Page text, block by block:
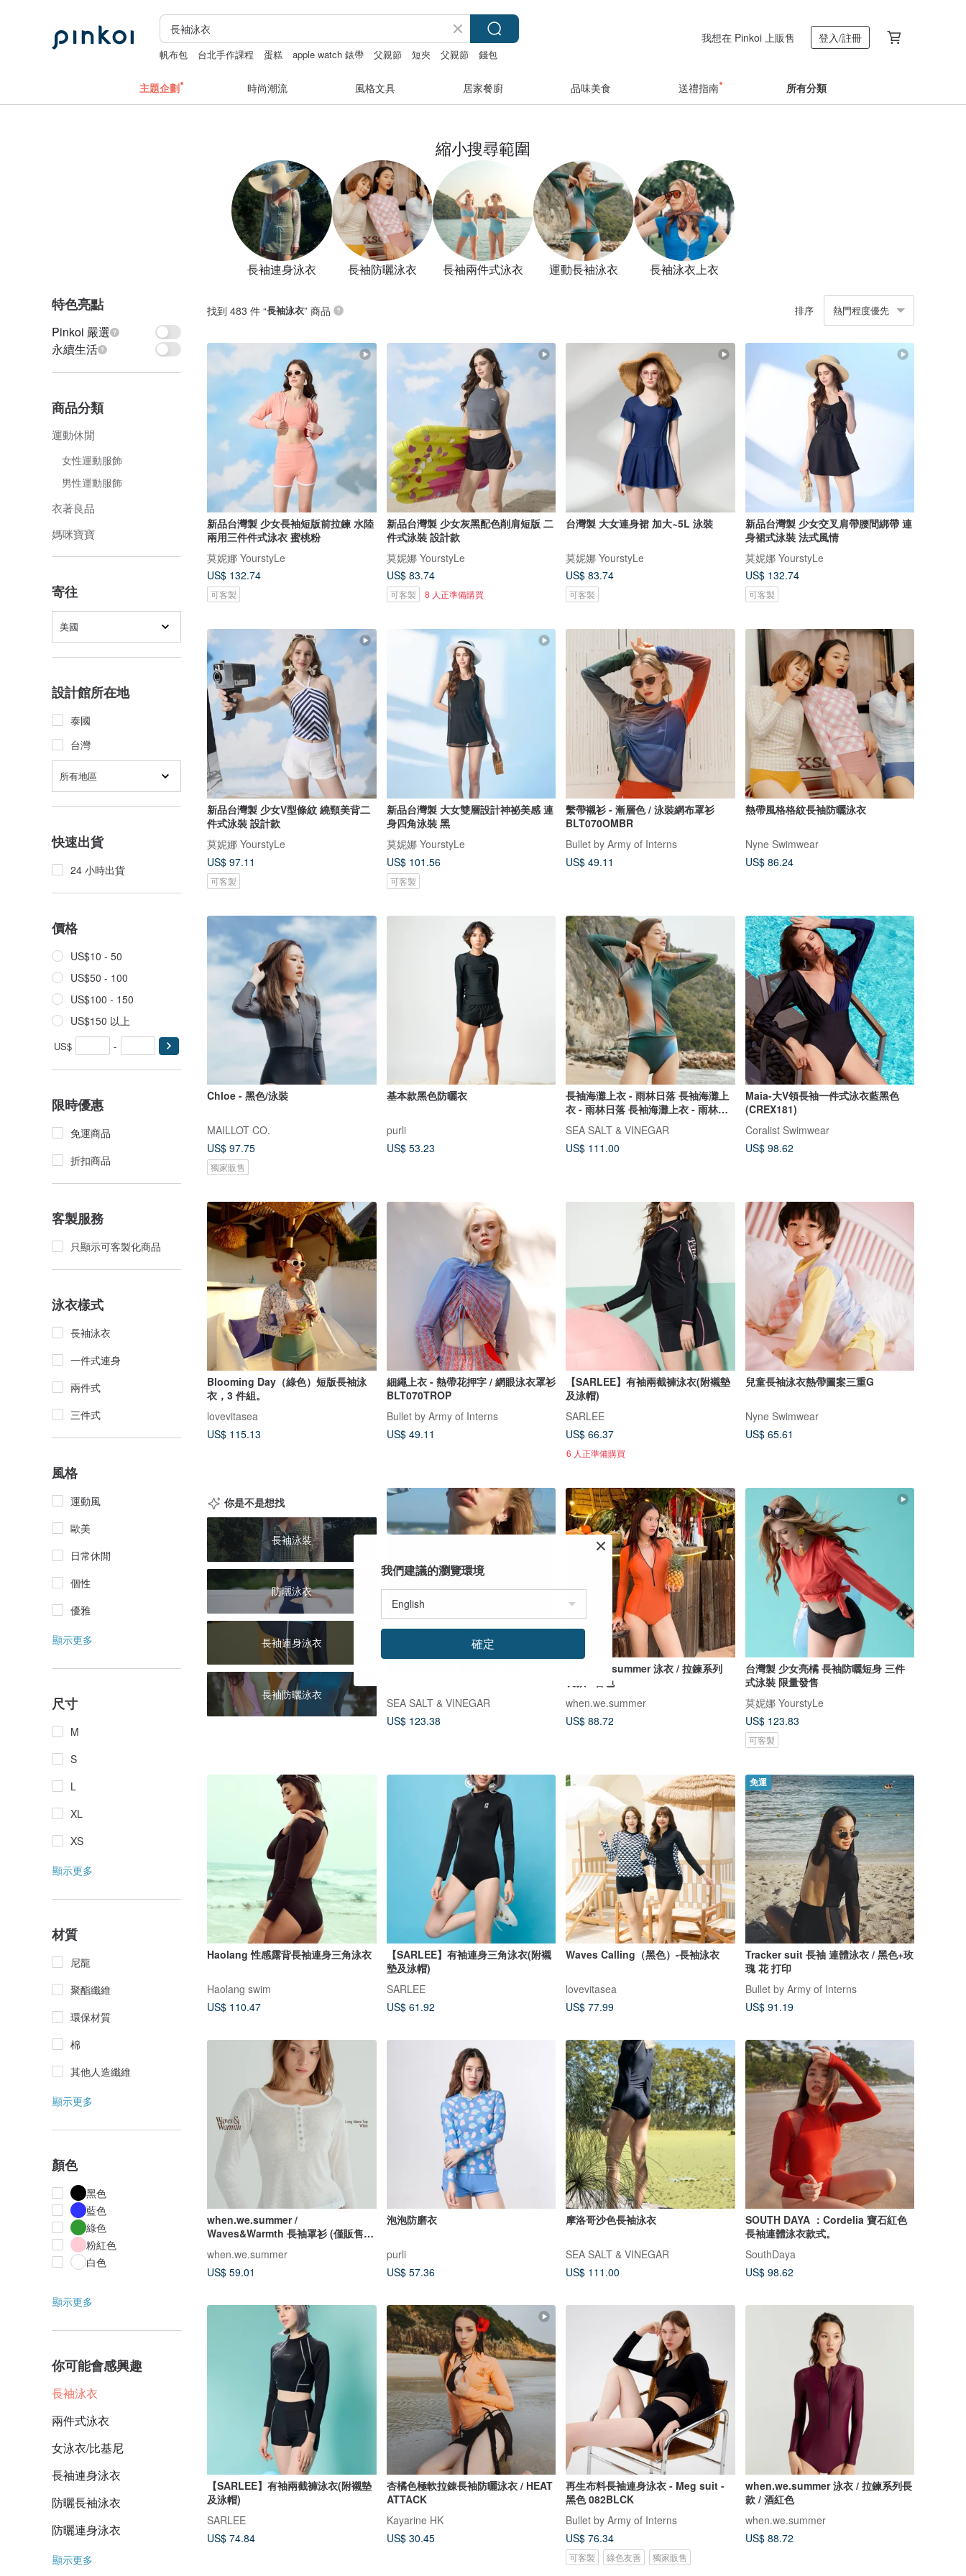
帆布包 台北手作課程 蛋糕 apple watch 錶帶 父親節 短夾 父親節 錢包
我想在 Pinkoi 上販售 登入/註冊
主題企劃 時尚潮流 風格文具 居家餐廚 品味美食 送禮指南 所有分類
縮小搜尋範圍
長袖連身泳衣 長袖防曬泳衣 長袖兩件式泳衣 運動長袖泳衣 長袖泳衣上衣
特色亮點
Pinkoi 嚴選
永續生活
商品分類
運動休閒
女性運動服飾
男性運動服飾
衣著良品
媽咪寶寶
寄往
美國
設計館所在地
泰國
台灣
所有地區
快速出貨
24 小時出貨
價格
US$10 - 50
US$50 - 100
US$100 - 150
US$150 以上
US$ -
限時優惠
免運商品
折扣商品
客製服務
只顯示可客製化商品
泳衣樣式
長袖泳衣
一件式連身
兩件式
三件式
風格
運動風
歐美
日常休閒
個性
優雅
顯示更多
尺寸
M
S
L
XL
XS
顯示更多
材質
尼龍
聚酯纖維
環保材質
棉
其他人造纖維
顯示更多
顏色
黑色
藍色
綠色
粉紅色
白色
顯示更多
你可能會感興趣
長袖泳衣
兩件式泳衣
女泳衣/比基尼
長袖連身泳衣
防曬長袖泳衣
防曬連身泳衣
顯示更多
找到 483 件 “長袖泳衣” 商品 排序 熱門程度優先
新品台灣製 少女長袖短版前拉鍊 水陸
兩用三件件式泳衣 蜜桃粉
莫妮娜 YourstyLe
US$ 132.74
可客製
新品台灣製 少女灰黑配色削肩短版 二
件式泳裝 設計款
莫妮娜 YourstyLe
US$ 83.74
可客製 8 人正準備購買
台灣製 大女連身裙 加大~5L 泳裝
莫妮娜 YourstyLe
US$ 83.74
可客製
新品台灣製 少女交叉肩帶腰間綁帶 連
身裙式泳裝 法式風情
莫妮娜 YourstyLe
US$ 132.74
可客製
新品台灣製 少女V型條紋 繞頸美背二
件式泳裝 設計款
莫妮娜 YourstyLe
US$ 97.11
可客製
新品台灣製 大女雙層設計神祕美感 連
身四角泳裝 黑
莫妮娜 YourstyLe
US$ 101.56
可客製
繫帶襯衫 - 漸層色 / 泳裝網布罩衫
BLT070OMBR
Bullet by Army of Interns
US$ 49.11
熱帶風格格紋長袖防曬泳衣
Nyne Swimwear
US$ 86.24
Chloe - 黑色/泳裝
MAILLOT CO.
US$ 97.75
獨家販售
基本款黑色防曬衣
purli
US$ 53.23
長袖海灘上衣 - 雨林日落 長袖海灘上
衣 - 雨林日落 長袖海灘上衣 - 雨林日
落
SEA SALT & VINEGAR
US$ 111.00
Maia-大V領長袖一件式泳衣藍黑色
(CREX181)
Coralist Swimwear
US$ 98.62
Blooming Day（綠色）短版長袖泳
衣，3 件組。
lovevitasea
US$ 115.13
細繩上衣 - 熱帶花押字 / 網眼泳衣罩衫
BLT070TROP
Bullet by Army of Interns
US$ 49.11
【SARLEE】有袖兩截褲泳衣(附襯墊
及泳帽)
SARLEE
US$ 66.37
6 人正準備購買
兒童長袖泳衣熱帶圖案三重G
Nyne Swimwear
US$ 65.61
你是不是想找
長袖泳裝
防曬泳衣
長袖連身泳衣
長袖防曬泳衣
SEA SALT & VINEGAR
US$ 123.38
when.we.summer 泳衣 / 拉鍊系列
長款 / 杏色
when.we.summer
US$ 88.72
台灣製 少女亮橘 長袖防曬短身 三件
式泳裝 限量發售
莫妮娜 YourstyLe
US$ 123.83
可客製
Haolang 性感露背長袖連身三角泳衣
Haolang swim
US$ 110.47
【SARLEE】有袖連身三角泳衣(附襯
墊及泳帽)
SARLEE
US$ 61.92
Waves Calling（黑色）-長袖泳衣
lovevitasea
US$ 77.99
免運
Tracker suit 長袖 連體泳衣 / 黑色+玫
瑰 花 打印
Bullet by Army of Interns
US$ 91.19
when.we.summer /
Waves&Warmth 長袖罩衫 (僅販售長
袖上衣)
when.we.summer
US$ 59.01
泡泡防磨衣
purli
US$ 57.36
摩洛哥沙色長袖泳衣
SEA SALT & VINEGAR
US$ 111.00
SOUTH DAYA ：Cordelia 寶石紅色
長袖連體泳衣款式。
SouthDaya
US$ 98.62
【SARLEE】有袖兩截褲泳衣(附襯墊
及泳帽)
SARLEE
US$ 74.84
杏橘色極軟拉錬長袖防曬泳衣 / HEAT
ATTACK
Kayarine HK
US$ 30.45
再生布料長袖連身泳衣 - Meg suit -
黑色 082BLCK
Bullet by Army of Interns
US$ 76.34
可客製 綠色友善 獨家販售
when.we.summer 泳衣 / 拉鍊系列長
款 / 酒紅色
when.we.summer
US$ 88.72
我們建議的瀏覽環境
確定